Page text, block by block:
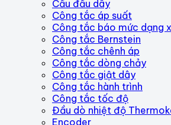
Cầu đấu dây
Công tắc áp suất
Công tắc báo mức dạng
Công tắc Bernstein
Công tắc chênh áp
Công tắc dòng chảy
Công tắc giật dây
Công tắc hành trình
Công tắc tốc độ
Đầu dò nhiệt độ
Encoder